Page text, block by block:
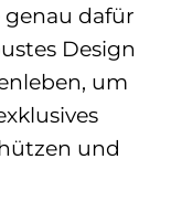
dafür
Design
um
und